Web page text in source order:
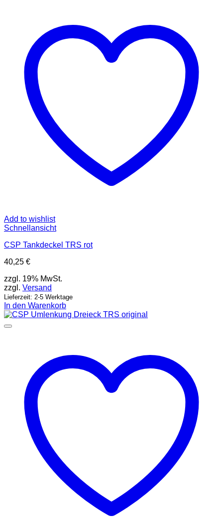
Add to wishlist
Schnellansicht
CSP Tankdeckel TRS rot
40,25 €
zzgl. 19% MwSt.
zzgl. Versand
Lieferzeit: 2-5 Werktage
In den Warenkorb